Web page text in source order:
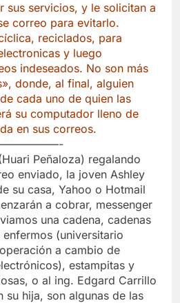
sus servicios, y le solicitan a
correo para evitarlo.
reciclados, para
y luego
indeseados. No son más
donde, al final, alguien
cada uno de quien las
su computador lleno de
en sus correos.
Peñaloza) regalando
enviado, la joven Ashley
su casa, Yahoo o Hotmail
a cobrar, messenger
una cadena, cadenas
(universitario
a cambio de
estampitas y
o al ing. Edgard Carrillo
su hija, son algunas de las